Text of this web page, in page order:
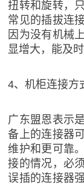
扭转和旋转，
常见的插拔连
因为没有机械
显增大，能及时
4、机柜连接方
广东盟恩表示
备上的连接器
维护和更可靠
接的情况，必
误插的连接器